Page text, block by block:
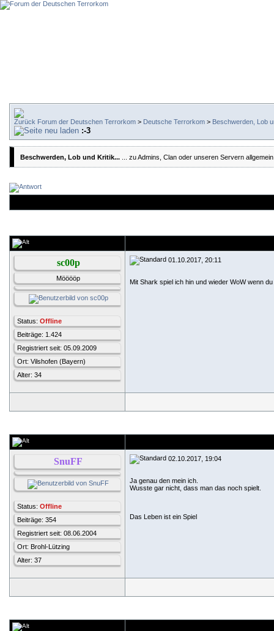
Forum der Deutschen Terrorkom > Deutsche Terrorkom > Beschwerden, Lob
:-3
Beschwerden, Lob und Kritik... ... zu Admins, Clan oder unseren Servern allgemein
sc00p
Mööööp
Status: Offline
Beiträge: 1.424
Registriert seit: 05.09.2009
Ort: Vilshofen (Bayern)
Alter: 34
01.10.2017, 20:11
Mit Shark spiel ich hin und wieder WoW wenn
SnuFF
Status: Offline
Beiträge: 354
Registriert seit: 08.06.2004
Ort: Brohl-Lützing
Alter: 37
02.10.2017, 19:04
Ja genau den mein ich.
Wusste gar nicht, dass man das noch spielt.
Das Leben ist ein Spiel